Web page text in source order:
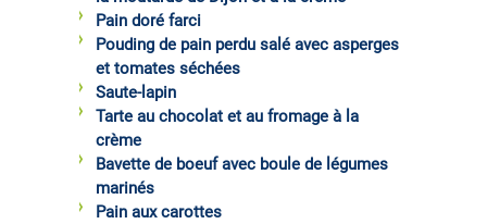
Pain doré farci
Pouding de pain perdu salé avec asperges
et tomates séchées
Saute-lapin
Tarte au chocolat et au fromage à la
crème
Bavette de boeuf avec boule de légumes
marinés
Pain aux carottes